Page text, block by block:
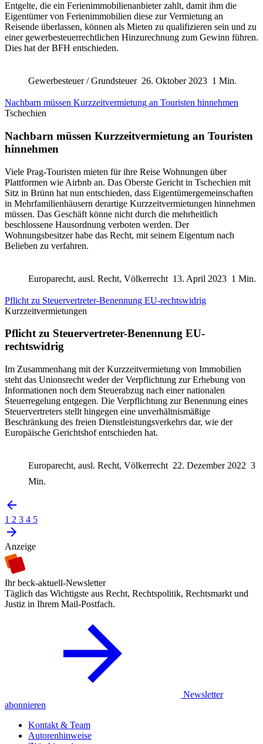
Entgelte, die ein Ferienimmobilienanbieter zahlt, damit ihm die
Eigentümer von Ferienimmobilien diese zur Vermietung an
Reisende überlassen, können als Mieten zu qualifizieren sein und zu
einer gewerbesteuerrechtlichen Hinzurechnung zum Gewinn führen.
Dies hat der BFH entschieden.
Gewerbesteuer / Grundsteuer 26. Oktober 2023 1 Min.
Nachbarn müssen Kurzzeitvermietung an Touristen hinnehmen
Tschechien
Nachbarn müssen Kurzzeitvermietung an Touristen
hinnehmen
Viele Prag-Touristen mieten für ihre Reise Wohnungen über
Plattformen wie Airbnb an. Das Oberste Gericht in Tschechien mit
Sitz in Brünn hat nun entschieden, dass Eigentümergemeinschaften
in Mehrfamilienhäusern derartige Kurzzeitvermietungen hinnehmen
müssen. Das Geschäft könne nicht durch die mehrheitlich
beschlossene Hausordnung verboten werden. Der
Wohnungsbesitzer habe das Recht, mit seinem Eigentum nach
Belieben zu verfahren.
Europarecht, ausl. Recht, Völkerrecht 13. April 2023 1 Min.
Pflicht zu Steuervertreter-Benennung EU-rechtswidrig
Kurzzeitvermietungen
Pflicht zu Steuervertreter-Benennung EU-
rechtswidrig
Im Zusammenhang mit der Kurzzeitvermietung von Immobilien
steht das Unionsrecht weder der Verpflichtung zur Erhebung von
Informationen noch dem Steuerabzug nach einer nationalen
Steuerregelung entgegen. Die Verpflichtung zur Benennung eines
Steuervertreters stellt hingegen eine unverhältnismäßige
Beschränkung des freien Dienstleistungsverkehrs dar, wie der
Europäische Gerichtshof entschieden hat.
Europarecht, ausl. Recht, Völkerrecht 22. Dezember 2022 3
Min.
1 2 3 4 5
Anzeige
Ihr beck-aktuell-Newsletter
Täglich das Wichtigste aus Recht, Rechtspolitik, Rechtsmarkt und
Justiz in Ihrem Mail-Postfach.
Newsletter
abonnieren
Kontakt & Team
Autorenhinweise